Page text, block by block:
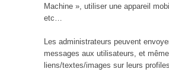
Machine », utiliser une appareil
etc…
Les administrateurs peuvent
messages aux utilisateurs, et
liens/textes/images sur leurs